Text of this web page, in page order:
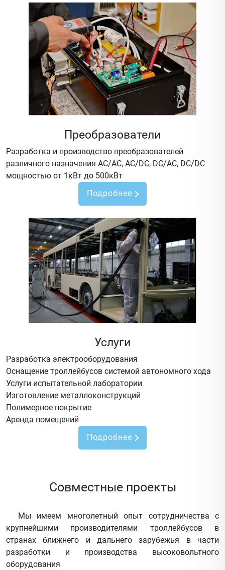
Преобразователи
Разработка и производство преобразователей
различного назначения AC/AC, AC/DC, DC/AC, DC/DC
мощностью от 1кВт до 500кВт
Подробнее
Услуги
Разработка электрооборудования
Оснащение троллейбусов системой автономного хода
Услуги испытательной лаборатории
Изготовление металлоконструкций
Полимерное покрытие
Аренда помещений
Подробнее
Совместные проекты
Мы имеем многолетный опыт сотрудничества с
крупнейшими производителями троллейбусов в
странах ближнего и дальнего зарубежья в части
разработки и производства высоковольтного
оборудования